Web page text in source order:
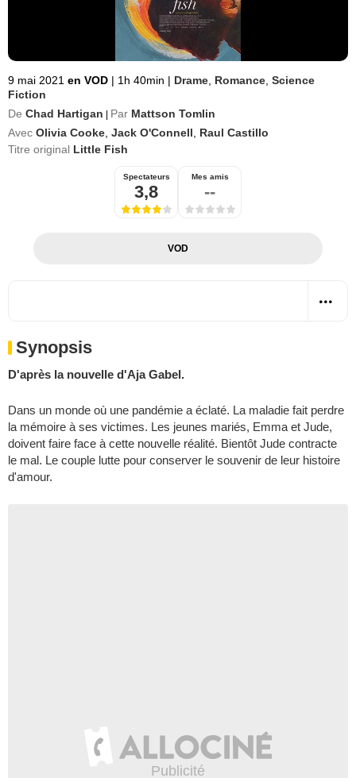
9 mai 2021 en VOD | 1h 40min | Drame Romance Science
Fiction
De Chad Hartigan Par Mattson Tomlin
Avec Olivia Cooke Jack O'Connell
Raul Castillo
Titre original Little Fish
Spectateurs
3,8
Mes amis
--
VOD
Synopsis
D'après la nouvelle d'Aja Gabel.
Dans un monde où une pandémie a éclaté. La maladie fait perdre
la mémoire à ses victimes. Les jeunes mariés, Emma et Jude,
doivent faire face à cette nouvelle réalité. Bientôt Jude contracte
le mal. Le couple lutte pour conserver le souvenir de leur histoire
d'amour.